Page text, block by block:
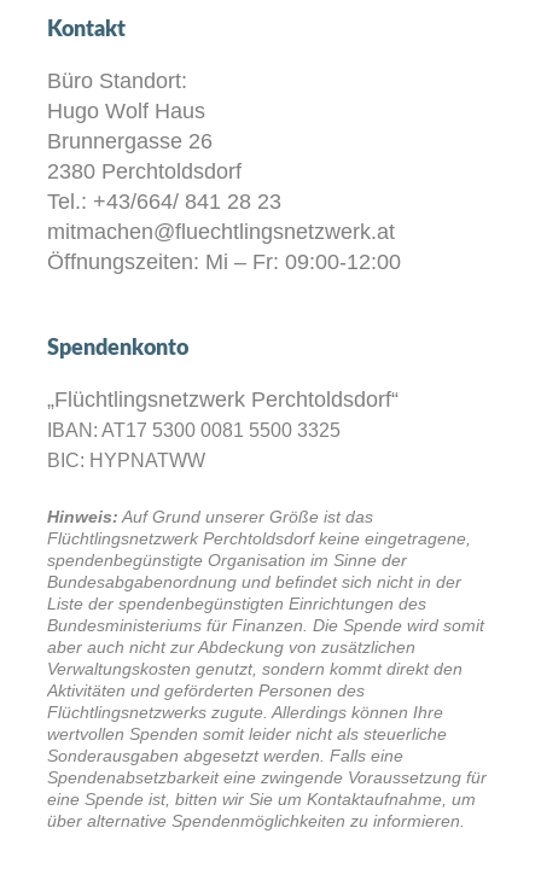
Kontakt
Büro Standort:
Hugo Wolf Haus
Brunnergasse 26
2380 Perchtoldsdorf
Tel.: +43/664/ 841 28 23
mitmachen@fluechtlingsnetzwerk.at
Öffnungszeiten: Mi – Fr: 09:00-12:00
Spendenkonto
„Flüchtlingsnetzwerk Perchtoldsdorf“
IBAN: AT17 5300 0081 5500 3325
BIC: HYPNATWW
Hinweis: Auf Grund unserer Größe ist das
Flüchtlingsnetzwerk Perchtoldsdorf keine eingetragene,
spendenbegünstigte Organisation im Sinne der
Bundesabgabenordnung und befindet sich nicht in der
Liste der spendenbegünstigten Einrichtungen des
Bundesministeriums für Finanzen. Die Spende wird somit
aber auch nicht zur Abdeckung von zusätzlichen
Verwaltungskosten genutzt, sondern kommt direkt den
Aktivitäten und geförderten Personen des
Flüchtlingsnetzwerks zugute. Allerdings können Ihre
wertvollen Spenden somit leider nicht als steuerliche
Sonderausgaben abgesetzt werden. Falls eine
Spendenabsetzbarkeit eine zwingende Voraussetzung für
eine Spende ist, bitten wir Sie um Kontaktaufnahme, um
über alternative Spendenmöglichkeiten zu informieren.